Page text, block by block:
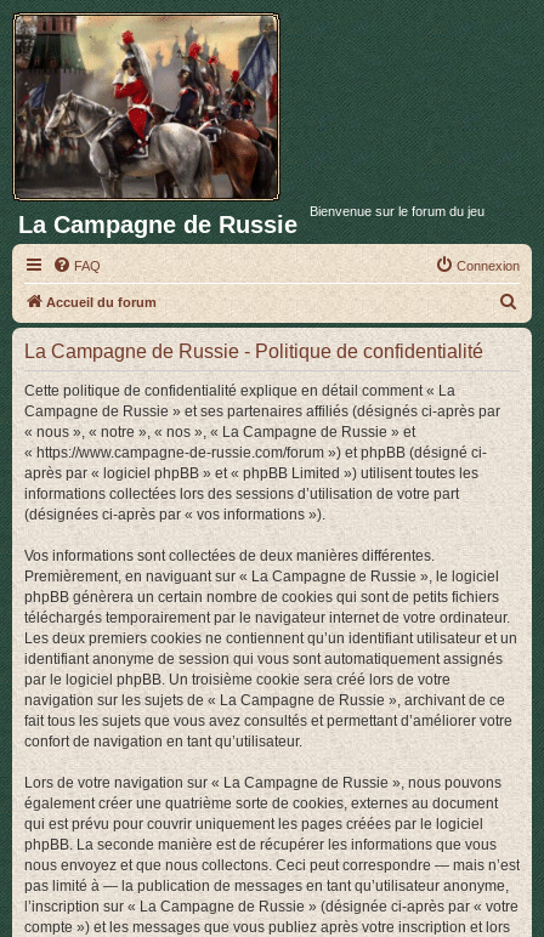
La Campagne de Russie Bienvenue sur le forum du jeu
FAQ Connexion
Accueil du forum
e
c
h
La Campagne de Russie - Politique de confidentialité
Cette politique de confidentialité explique en détail comment « La
Campagne de Russie » et ses partenaires affiliés (désignés ci-après par
« nous », « notre », « nos », « La Campagne de Russie » et
« https://www.campagne-de-russie.com/forum ») et phpBB (désigné ci-
après par « logiciel phpBB » et « phpBB Limited ») utilisent toutes les
informations collectées lors des sessions d’utilisation de votre part
(désignées ci-après par « vos informations »).
Vos informations sont collectées de deux manières différentes.
Premièrement, en naviguant sur « La Campagne de Russie », le logiciel
phpBB génèrera un certain nombre de cookies qui sont de petits fichiers
téléchargés temporairement par le navigateur internet de votre ordinateur.
Les deux premiers cookies ne contiennent qu’un identifiant utilisateur et un
identifiant anonyme de session qui vous sont automatiquement assignés
par le logiciel phpBB. Un troisième cookie sera créé lors de votre
navigation sur les sujets de « La Campagne de Russie », archivant de ce
fait tous les sujets que vous avez consultés et permettant d’améliorer votre
confort de navigation en tant qu’utilisateur.
Lors de votre navigation sur « La Campagne de Russie », nous pouvons
également créer une quatrième sorte de cookies, externes au document
qui est prévu pour couvrir uniquement les pages créées par le logiciel
phpBB. La seconde manière est de récupérer les informations que vous
nous envoyez et que nous collectons. Ceci peut correspondre — mais n’est
pas limité à — la publication de messages en tant qu’utilisateur anonyme,
l’inscription sur « La Campagne de Russie » (désignée ci-après par « votre
compte ») et les messages que vous publiez après votre inscription et lors